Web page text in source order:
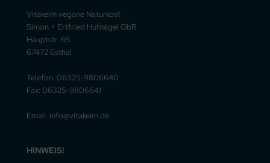
Vitakeim vegane Naturkost
Simon + Ertfried Hufnagel GbR
Hauptstr. 65
67472 Esthal
Telefon: 06325-9806640
Fax: 06325-9806641
Email: info@vitakeim.de
HINWEIS!